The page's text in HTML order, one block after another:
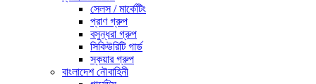
সেলস / মার্কেটিং
প্রাণ গ্রুপ
বসুন্ধরা গ্রুপ
সিকিউরিটি গার্ড
স্কয়ার গ্রুপ
বাংলাদেশ নৌবাহিনী